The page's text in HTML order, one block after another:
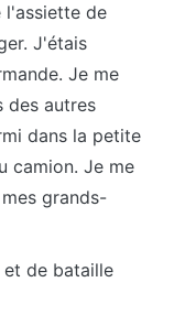
l'assiette de
J'étais
Je me
des autres
dans la petite
camion. Je me
grands-
et de bataille